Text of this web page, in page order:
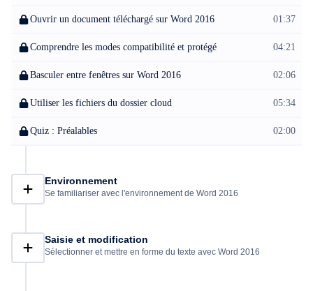
Ouvrir un document téléchargé sur Word 2016 01:37
Comprendre les modes compatibilité et protégé 04:21
Basculer entre fenêtres sur Word 2016 02:06
Utiliser les fichiers du dossier cloud 05:34
Quiz : Préalables 02:00
Environnement
Se familiariser avec l'environnement de Word 2016
Saisie et modification
Sélectionner et mettre en forme du texte avec Word 2016